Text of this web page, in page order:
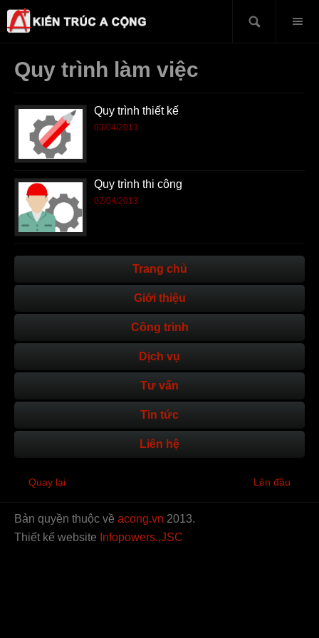
Quy trình làm việc
Quy trình thiết kế
03/04/2013
Quy trình thi công
02/04/2013
Trang chủ
Giới thiệu
Công trình
Dịch vụ
Tư vấn
Tin tức
Liên hệ
Quay lại Lên đầu
Bản quyền thuộc về acong.vn 2013.
Thiết kế website Infopowers.,JSC